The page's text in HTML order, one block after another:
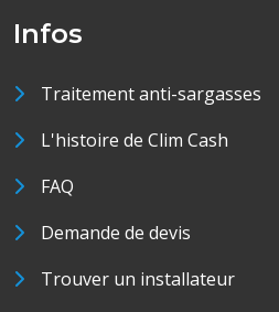
Infos
Traitement anti-sargasses
L'histoire de Clim Cash
FAQ
Demande de devis
Trouver un installateur